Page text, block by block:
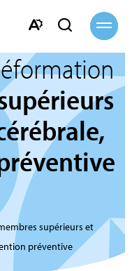
la
barre
d'accessibilité.
Ouvrir
barre
de
recherche
Ouvrir
la
supérieurs et
préventive